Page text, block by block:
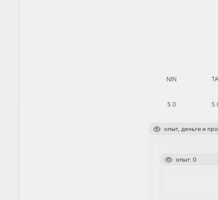
NIN
5.0
опыт, деньги и
опыт: 0